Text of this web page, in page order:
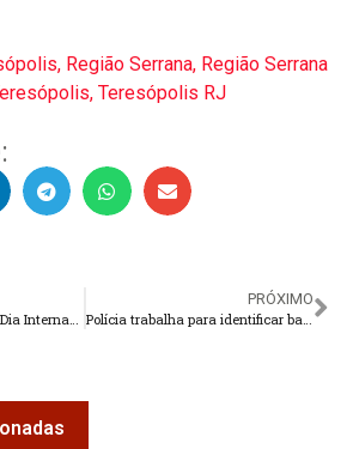
, Região Serrana, Região Serrana
, Teresópolis RJ
PRÓXIMO